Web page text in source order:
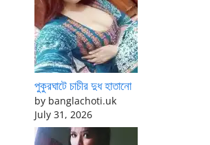
পুকুরঘাটে চাচীর দুধ হাতানো
by banglachoti.uk
July 31, 2026